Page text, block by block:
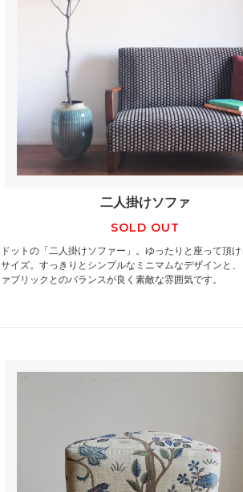
二人掛けソファ
SOLD OUT
ドットの「二人掛けソファー」。ゆったりと座って頂
サイズ。すっきりとシンプルなミニマムなデザインと
ァブリックとのバランスが良く素敵な雰囲気です。